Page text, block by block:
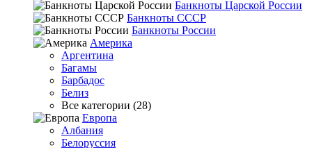
Банкноты Царской России
Банкноты СССР
Банкноты России
Америка
Аргентина
Багамы
Барбадос
Белиз
Все категории (28)
Европа
Албания
Белоруссия